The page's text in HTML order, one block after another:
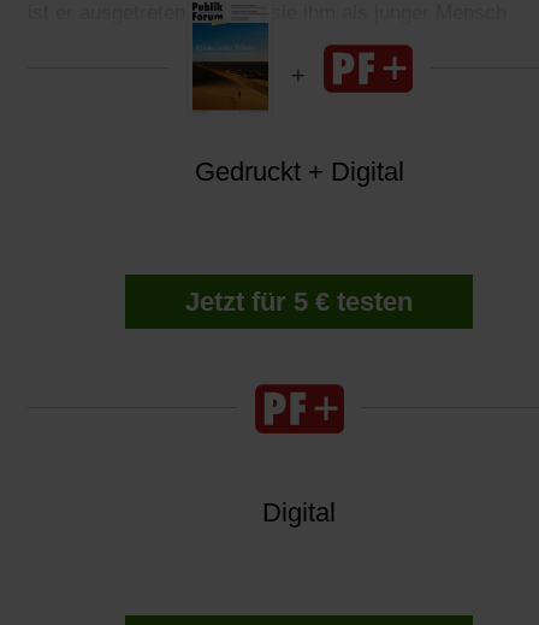
ist er ausgetreten. Obwohl sie ihm als junger Mensch
Gedruckt + Digital
Jetzt für 5 € testen
Digital